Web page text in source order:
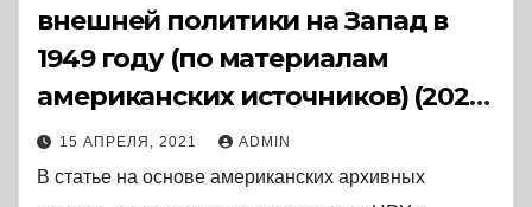
внешней политики на Запад в
1949 году (по материалам
американских источников) (2020)
* Статья
15 АПРЕЛЯ, 2021 ADMIN
В статье на основе американских архивных